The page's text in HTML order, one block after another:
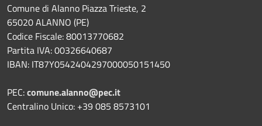
Comune di Alanno Piazza Trieste, 2
65020 ALANNO (PE)
Codice Fiscale: 80013770682
Partita IVA: 00326640687
IBAN: IT87Y0542404297000050151450
PEC:comune.alanno@pec.it
Centralino Unico: +39 085 8573101